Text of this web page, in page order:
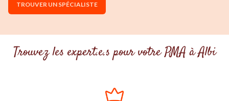
TROUVER UN SPÉCIALISTE
Trouvez les expert.e.s pour votre PMA à Albi